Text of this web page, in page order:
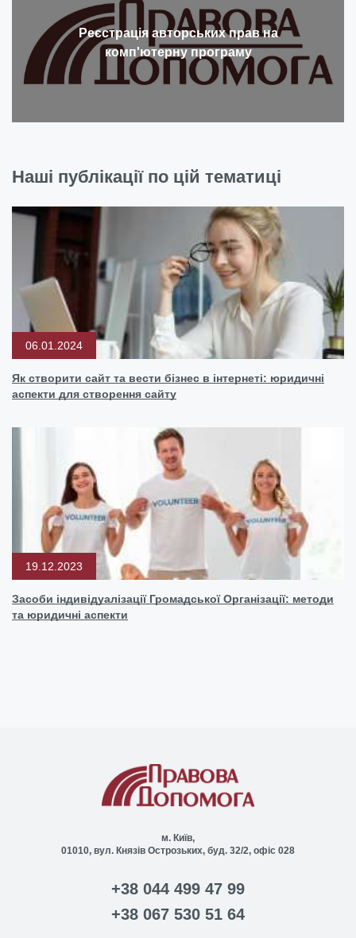
Реєстрація авторських прав на
комп'ютерну програму
Наші публікації по цій тематиці
06.01.2024
Як створити сайт та вести бізнес в інтернеті: юридичні
аспекти для створення сайту
19.12.2023
Засоби індивідуалізації Громадської Організації: методи
та юридичні аспекти
м. Київ,
01010, вул. Князів Острозьких, буд. 32/2, офіс 028
+38 044 499 47 99
+38 067 530 51 64